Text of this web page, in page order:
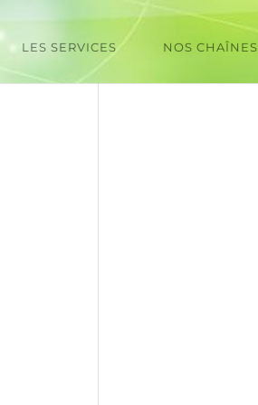
LES SERVICES NOS CHAÎNES